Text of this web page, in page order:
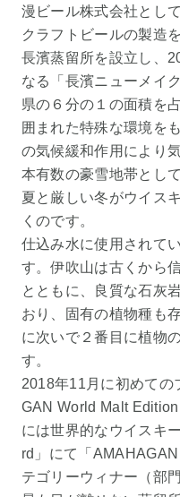
漫ビール株式会社とし
クラフトビールの製造
長濱蒸留所を設立し、
なる「長濱ニューメイ
県の６分の１の面積を
囲まれた特殊な環境を
の気候緩和作用により
本有数の豪雪地帯とし
夏と厳しい冬がウイス
くのです。
仕込み水に使用されて
す。伊吹山は古くから
とともに、良質な石灰
おり、固有の植物種も
に次いで２番目に植物
す。
2018年11月に初めての
GAN World Malt
には世界的なウイスキ
rd」にて「
テゴリーウィナー（部